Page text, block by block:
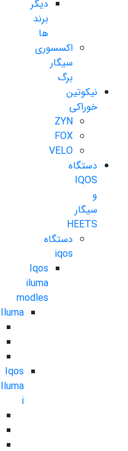
دیگر
برند
ها
اکسسوری
سیگار
برگ
نیکوتین
خوراکی
ZYN
FOX
VELO
دستگاه
IQOS
و
سیگار
HEETS
دستگاه
iqos
Iqos
iluma
modles
Iluma
Iqos
Iluma
i